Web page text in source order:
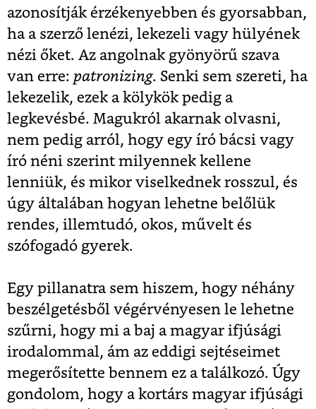
azonosítják érzékenyebben és gyorsabban,
ha a szerző lenézi, lekezeli vagy hülyének
nézi őket. Az angolnak gyönyörű szava
van erre: patronizing. Senki sem szereti, ha
lekezelik, ezek a kölykök pedig a
legkevésbé. Magukról akarnak olvasni,
nem pedig arról, hogy egy író bácsi vagy
író néni szerint milyennek kellene
lenniük, és mikor viselkednek rosszul, és
úgy általában hogyan lehetne belőlük
rendes, illemtudó, okos, művelt és
szófogadó gyerek.
Egy pillanatra sem hiszem, hogy néhány
beszélgetésből végérvényesen le lehetne
szűrni, hogy mi a baj a magyar ifjúsági
irodalommal, ám az eddigi sejtéseimet
megerősítette bennem ez a találkozó. Úgy
gondolom, hogy a kortárs magyar ifjúsági